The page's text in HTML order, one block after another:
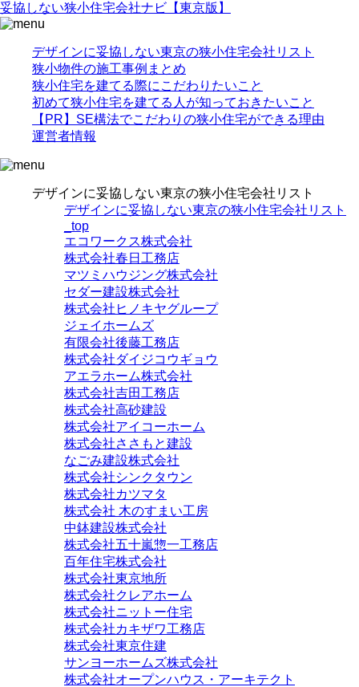
妥協 しない狭小住宅会社ナビ 【東京版】
デザインに妥協しない東京の狭小住宅会社リスト
狭小物件の施工事例まとめ
狭小住宅を建てる際にこだわりたいこと
初めて狭小住宅を建てる人が知っておきたいこと
【PR】SE構法でこだわりの狭小住宅ができる理由
運営者情報
デザインに妥協しない東京の狭小住宅会社リスト
デザインに妥協しない東京の狭小住宅会社リスト
_top
エコワークス株式会社
株式会社春日工務店
マツミハウジング株式会社
セダー建設株式会社
株式会社ヒノキヤグループ
ジェイホームズ
有限会社後藤工務店
株式会社ダイジコウギョウ
アエラホーム株式会社
株式会社吉田工務店
株式会社高砂建設
株式会社アイコーホーム
株式会社ささもと建設
なごみ建設株式会社
株式会社シンクタウン
株式会社カツマタ
株式会社 木のすまい工房
中鉢建設株式会社
株式会社五十嵐惣一工務店
百年住宅株式会社
株式会社東京地所
株式会社クレアホーム
株式会社ニットー住宅
株式会社カキザワ工務店
株式会社東京住建
サンヨーホームズ株式会社
株式会社オープンハウス・アーキテクト